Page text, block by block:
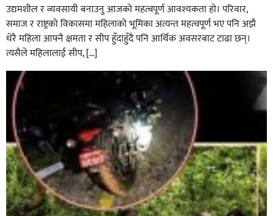
उद्यमशील र व्यवसायी बनाउनु आजको महत्वपूर्ण आवश्यकता हो। परिवार,
समाज र राष्ट्रको विकासमा महिलाको भूमिका अत्यन्त महत्वपूर्ण भए पनि अझै
धेरै महिला आफ्नै क्षमता र सीप हुँदाहुँदै पनि आर्थिक अवसरबाट टाढा छन्।
त्यसैले महिलालाई सीप, […]